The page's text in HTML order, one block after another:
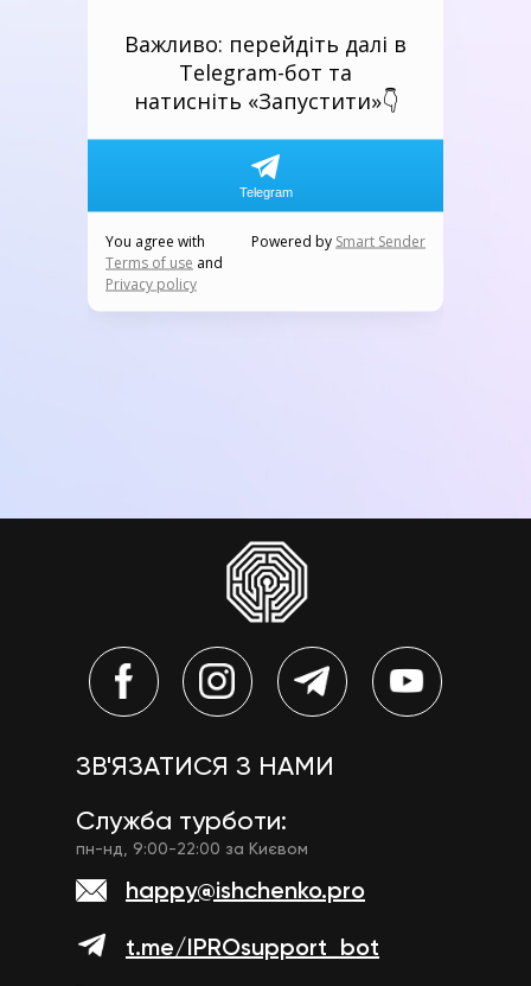
ЗВ'ЯЗАТИСЯ З НАМИ
happy@ishchenko.pro
t.me/IPROsupport_bot
пн-нд, 9:00-22:00 за Києвом
Служба турботи: